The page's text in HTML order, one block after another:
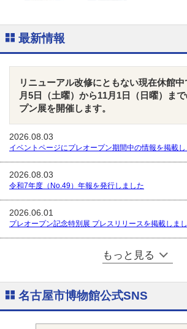
最新情報
リニューアル改修にともない現在休館
月5日（土曜）から11月1日（日曜）ま
プン展を開催します。
2026.08.03
イベントページにプレオープン期間中の情報を掲載し
2026.08.03
令和7年度（No.49）年報を発行しました
2026.06.01
プレオープン記念特別展 プレスリリースを掲載しま
もっと見る
名古屋市博物館公式SNS